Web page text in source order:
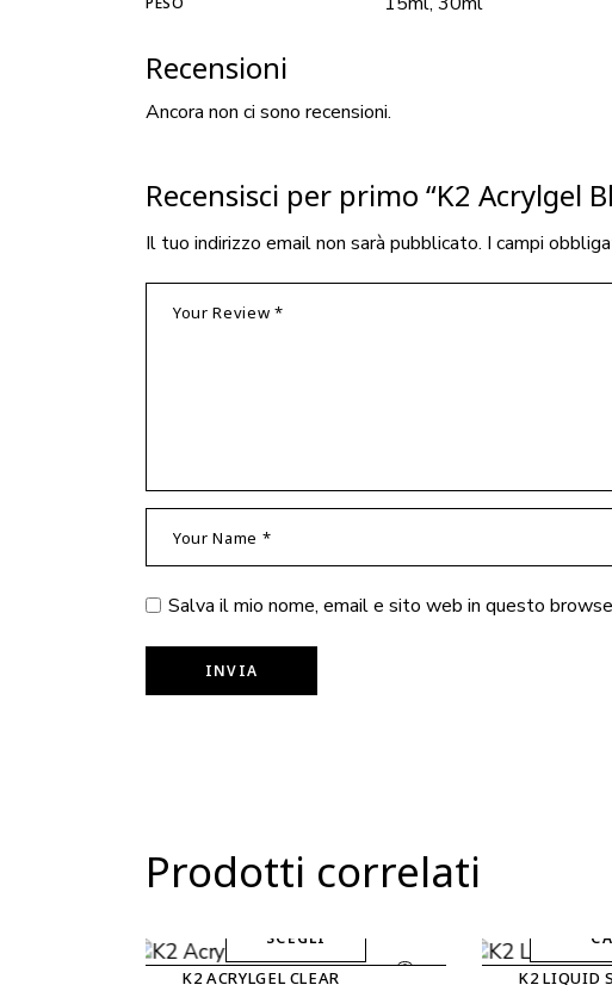
Recensioni
Ancora non ci sono recensioni.
Recensisci per primo “K2 Acrylgel
Il tuo indirizzo email non sarà pubblicato. I campi
Salva il mio nome, email e sito web in questo
INVIA
Prodotti correlati
SCEGLI
Questo
K2 ACRYLGEL CLEAR
K2 LIQUID